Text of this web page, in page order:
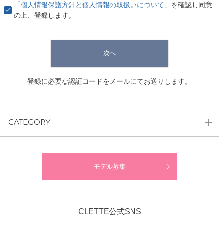
)
「個人情報保護方針と個人情報の取扱いについて」 を確認し同意
の上、登録します。
次へ
登録に必要な認証コードをメールにてお送りします。
CATEGORY
モデル募集
CLETTE公式SNS